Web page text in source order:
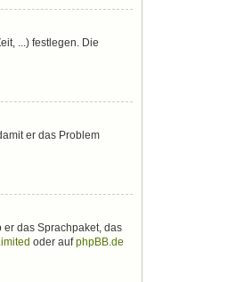
...) festlegen. Die
er das Problem
das Sprachpaket, das
oder aufphpBB.de